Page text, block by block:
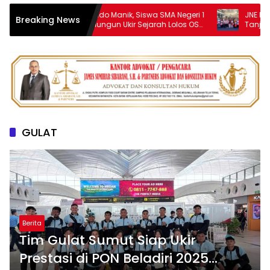
Breaking News
Baster Rapindo Manik, Siswa SMA Negeri 1
Purba Simalungun Ukir Sejarah Lolos OSN
Tingkat Nasional
JNE Dukung
UMKM melalui
GULAT
Berita
Tim Gulat Sumut Siap Ukir
Prestasi di PON Beladiri 2025